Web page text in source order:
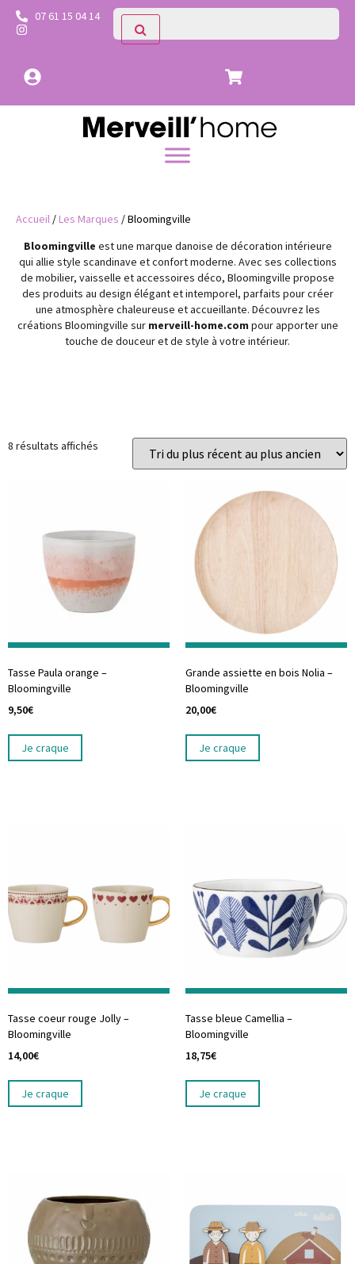
07 61 15 04 14
Accueil /Les Marques / Bloomingville
Bloomingville est une marque danoise de décoration intérieure
qui allie style scandinave et confort moderne. Avec ses collections
de mobilier, vaisselle et accessoires déco, Bloomingville propose
des produits au design élégant et intemporel, parfaits pour créer
une atmosphère chaleureuse et accueillante. Découvrez les
créations Bloomingville sur merveill-home.com pour apporter une
touche de douceur et de style à votre intérieur.
8 résultats affichés
Tasse Paula orange –
Bloomingville
9,50€
Je craque
Grande assiette en bois Nolia –
Bloomingville
20,00€
Je craque
Tasse coeur rouge Jolly –
Bloomingville
14,00€
Je craque
Tasse bleue Camellia –
Bloomingville
18,75€
Je craque